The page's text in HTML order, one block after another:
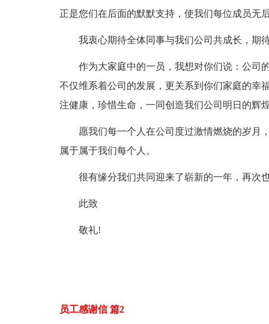
正是您们在后面的默默支持，使我们每位成员无
我衷心期待全体同事与我们公司共成长，期
作为大家庭中的一员，我想对你们说：公司
不仅维系着公司的发展，更关系到你们家庭的幸
注健康，珍惜生命，一同创造我们公司明日的辉
愿我们每一个人在公司度过激情燃烧的岁月
属于属于我们每个人。
很有缘分我们共同迎来了崭新的一年，再次
此致
敬礼!
员工感谢信 篇2